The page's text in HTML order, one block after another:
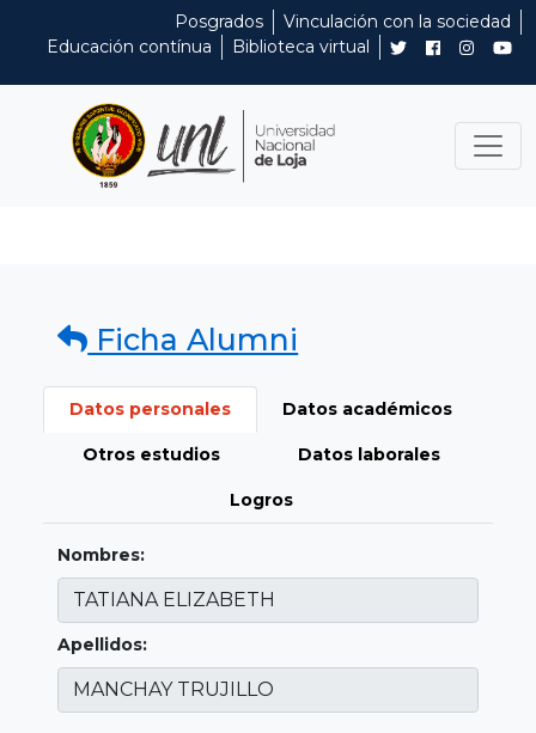
Posgrados
Vinculación con la sociedad
Educación contínua
Biblioteca virtual
Ficha Alumni
Datos personales Datos académicos
Otros estudios Datos laborales
Logros
Nombres:
Apellidos: